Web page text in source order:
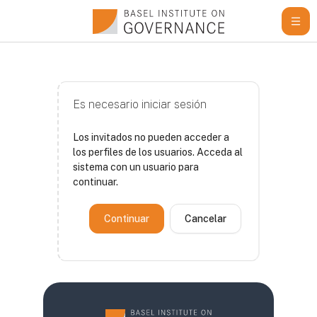
Es necesario iniciar sesión
Los invitados no pueden acceder a
los perfiles de los usuarios. Acceda al
sistema con un usuario para
continuar.
Cancelar
Continuar